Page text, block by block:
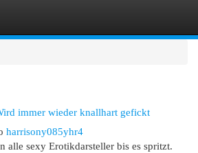
immer wieder knallhart gefickt
harrisony085yhr4
alle sexy Erotikdarsteller bis es spritzt.